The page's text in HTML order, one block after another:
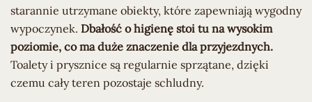
starannie utrzymane obiekty, które zapewniają wygodny
wypoczynek. Dbałość o higienę stoi tu na wysokim
poziomie, co ma duże znaczenie dla przyjezdnych.
Toalety i prysznice są regularnie sprzątane, dzięki
czemu cały teren pozostaje schludny.